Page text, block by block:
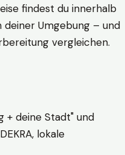
findest du innerhalb
deiner Umgebung – und
vergleichen.
+ deine Stadt" und
lokale